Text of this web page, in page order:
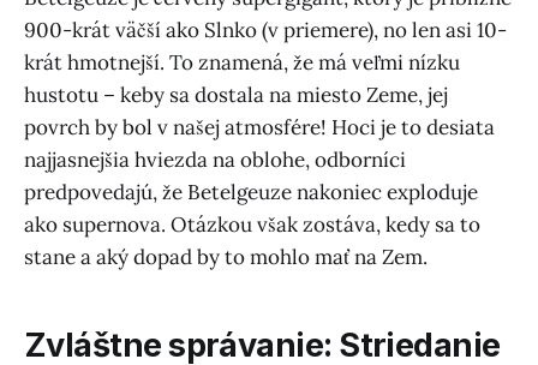
900-krát väčší ako Slnko (v priemere), no len asi 10-
krát hmotnejší. To znamená, že má veľmi nízku
hustotu – keby sa dostala na miesto Zeme, jej
povrch by bol v našej atmosfére! Hoci je to desiata
najjasnejšia hviezda na oblohe, odborníci
predpovedajú, že Betelgeuze nakoniec exploduje
ako supernova. Otázkou však zostáva, kedy sa to
stane a aký dopad by to mohlo mať na Zem.
Zvláštne správanie: Striedanie